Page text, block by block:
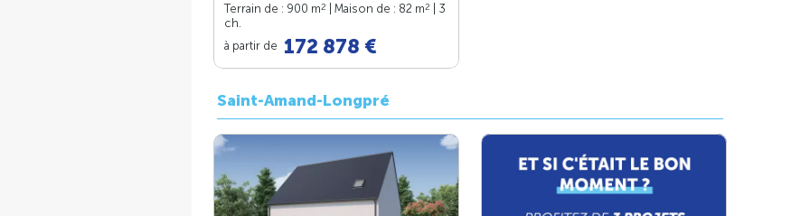
Terrain de : 900 m2 | Maison de : 82 m2
| 3
ch.
à partir de 172 878 €
Saint-Amand-Longpré